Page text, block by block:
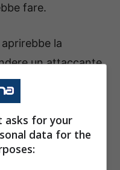
fare.
la
un attaccante
il futuro di
estivo
E il nome di
magari
asks for your
data for the